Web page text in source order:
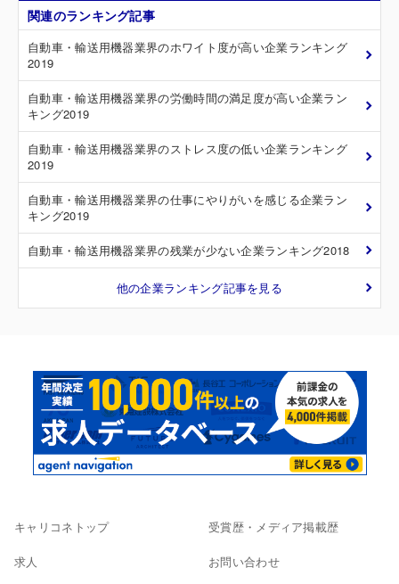
関連のランキング記事
自動車・輸送用機器業界のホワイト度が高い企業ランキング
2019
自動車・輸送用機器業界の労働時間の満足度が高い企業ラン
キング2019
自動車・輸送用機器業界のストレス度の低い企業ランキング
2019
自動車・輸送用機器業界の仕事にやりがいを感じる企業ラン
キング2019
自動車・輸送用機器業界の残業が少ない企業ランキング2018
他の企業ランキング記事を見る
キャリコネトップ
求人
受賞歴・メディア掲載歴
お問い合わせ